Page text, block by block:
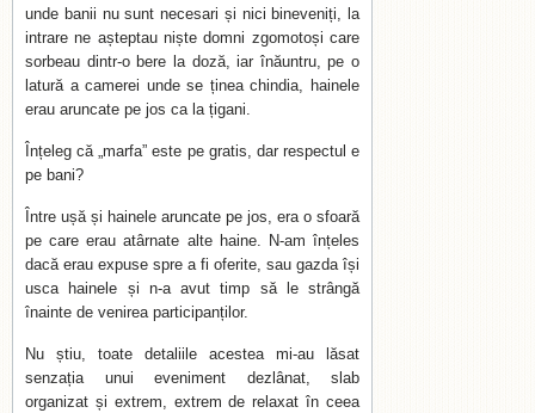
unde banii nu sunt necesari și nici bineveniți, la
intrare ne așteptau niște domni zgomotoși care
sorbeau dintr-o bere la doză, iar înăuntru, pe o
latură a camerei unde se ținea chindia, hainele
erau aruncate pe jos ca la țigani.
Înțeleg că „marfa” este pe gratis, dar respectul e
pe bani?
Între ușă și hainele aruncate pe jos, era o sfoară
pe care erau atârnate alte haine. N-am înțeles
dacă erau expuse spre a fi oferite, sau gazda își
usca hainele și n-a avut timp să le strângă
înainte de venirea participanților.
Nu știu, toate detaliile acestea mi-au lăsat
senzația unui eveniment dezlânat, slab
organizat și extrem, extrem de relaxat în ceea